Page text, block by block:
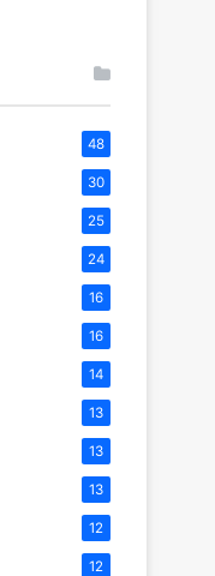
48
30
25
24
16
16
14
13
13
13
12
12